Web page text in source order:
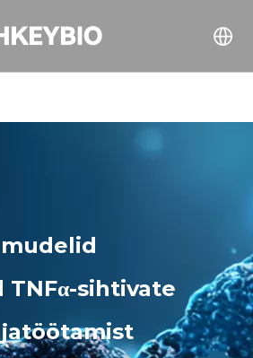
TNFα-sihtivate